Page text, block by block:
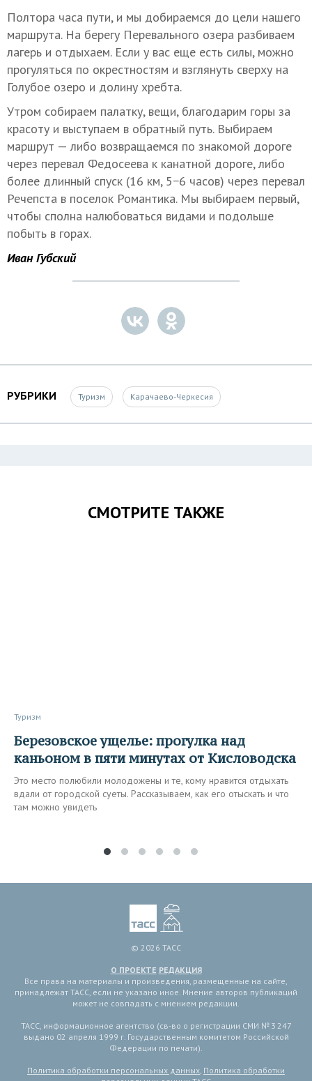
Полтора часа пути, и мы добираемся до цели нашего
маршрута. На берегу Перевального озера разбиваем
лагерь и отдыхаем. Если у вас еще есть силы, можно
прогуляться по окрестностям и взглянуть сверху на
Голубое озеро и долину хребта.
Утром собираем палатку, вещи, благодарим горы за
красоту и выступаем в обратный путь. Выбираем
маршрут — либо возвращаемся по знакомой дороге
через перевал Федосеева к канатной дороге, либо
более длинный спуск (16 км, 5−6 часов) через перевал
Речепста в поселок Романтика. Мы выбираем первый,
чтобы сполна налюбоваться видами и подольше
побыть в горах.
Иван Губский
РУБРИКИ Туризм Карачаево-Черкесия
СМОТРИТЕ ТАКЖЕ
Туризм
Березовское ущелье: прогулка над
каньоном в пяти минутах от Кисловодска
Это место полюбили молодожены и те, кому нравится отдыхать
вдали от городской суеты. Рассказываем, как его отыскать и что
там можно увидеть
© 2026 ТАСС
О ПРОЕКТЕ РЕДАКЦИЯ
Все права на материалы и произведения, размещенные на сайте,
принадлежат ТАСС, если не указано иное. Мнение авторов публикаций
может не совпадать с мнением редакции.
ТАСС, информационное агентство (св-во о регистрации СМИ № 3 247
выдано 02 апреля 1999 г. Государственным комитетом Российской
Федерации по печати).
Политика обработки персональных данных, Политика обработки